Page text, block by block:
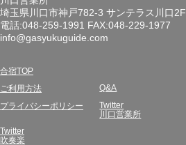
埼玉県川口市神戸782-3 サンテラス川口2F
電話:048-259-1991 FAX:048-229-1977
info@gasyukuguide.com
合宿TOP
ご利用方法 Q&A
プライバシーポリシー
Twitter
川口営業所
Twitter
吹奏楽